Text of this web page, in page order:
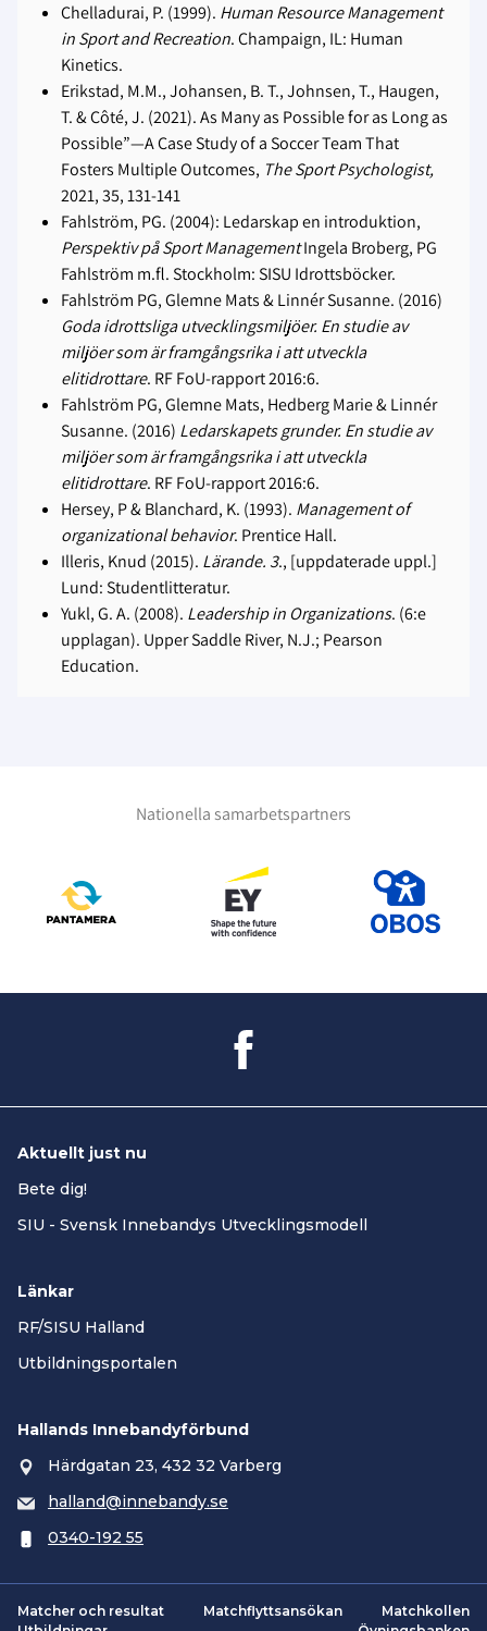
Chelladurai, P. (1999). Human Resource Management
in Sport and Recreation. Champaign, IL: Human
Kinetics.
Erikstad, M.M., Johansen, B. T., Johnsen, T., Haugen,
T. & Côté, J. (2021). As Many as Possible for as Long as
Possible”—A Case Study of a Soccer Team That
Fosters Multiple Outcomes, The Sport Psychologist,
2021, 35, 131-141
Fahlström, PG. (2004): Ledarskap en introduktion,
Perspektiv på Sport ManagementIngela Broberg, PG
Fahlström m.fl. Stockholm: SISU Idrottsböcker.
Fahlström PG, Glemne Mats & Linnér Susanne. (2016)
Goda idrottsliga utvecklingsmiljöer. En studie av
miljöer som är framgångsrika i att utveckla
elitidrottare. RF FoU-rapport 2016:6.
Fahlström PG, Glemne Mats, Hedberg Marie & Linnér
Susanne. (2016) Ledarskapets grunder. En studie av
miljöer som är framgångsrika i att utveckla
elitidrottare. RF FoU-rapport 2016:6.
Hersey, P & Blanchard, K. (1993). Management of
organizational behavior. Prentice Hall.
Illeris, Knud (2015). Lärande. 3., [uppdaterade uppl.]
Lund: Studentlitteratur.
Yukl, G. A. (2008). Leadership in Organizations. (6:e
upplagan). Upper Saddle River, N.J.; Pearson
Education.
Nationella samarbetspartners
Aktuellt just nu
Bete dig!
SIU - Svensk Innebandys Utvecklingsmodell
Länkar
RF/SISU Halland
Utbildningsportalen
Hallands Innebandyförbund
Härdgatan 23, 432 32 Varberg
halland@innebandy.se
0340-192 55
Matcher och resultat Matchflyttsansökan
Matchkollen